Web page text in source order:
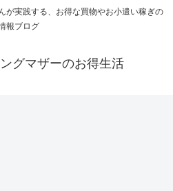
が実践する、お得な買物やお小遣い稼ぎの
報ブログ
グマザーのお得生活